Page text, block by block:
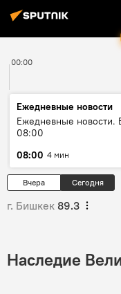
00:00
Ежедневные новости
Ежедневные новости.
08:00
08:00 4 мин
Вчера Сегодня
г. Бишкек 89.3
Наследие